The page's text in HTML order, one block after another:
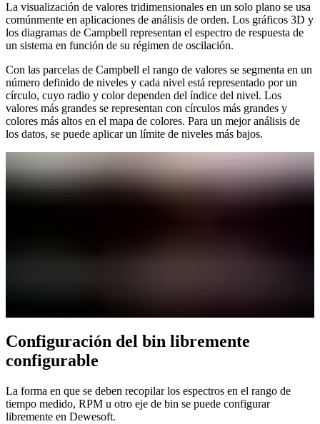
La visualización de valores tridimensionales en un solo plano se usa
comúnmente en aplicaciones de análisis de orden. Los gráficos 3D y
los diagramas de Campbell representan el espectro de respuesta de
un sistema en función de su régimen de oscilación.
Con las parcelas de Campbell el rango de valores se segmenta en un
número definido de niveles y cada nivel está representado por un
círculo, cuyo radio y color dependen del índice del nivel. Los
valores más grandes se representan con círculos más grandes y
colores más altos en el mapa de colores. Para un mejor análisis de
los datos, se puede aplicar un límite de niveles más bajos.
Configuración del bin libremente
configurable
La forma en que se deben recopilar los espectros en el rango de
tiempo medido, RPM u otro eje de bin se puede configurar
libremente en Dewesoft.